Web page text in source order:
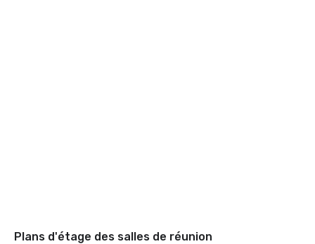
Plans d'étage des salles de réunion